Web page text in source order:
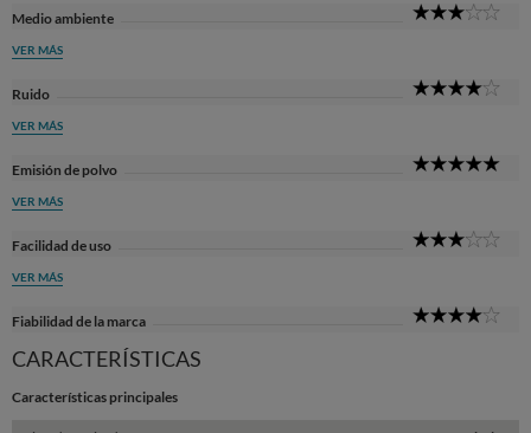
Medio ambiente
VER MÁS
Ruido
VER MÁS
Emisión de polvo
VER MÁS
Facilidad de uso
VER MÁS
Fiabilidad de la marca
CARACTERÍSTICAS
Características principales